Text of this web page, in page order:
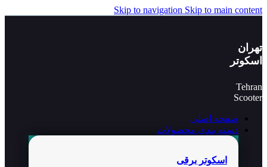
Skip to navigation Skip to main content
تهران
اسکوتر
Tehran
Scooter
صفحه اصلی
دسته بندی محصولات
اسکوتر برقی